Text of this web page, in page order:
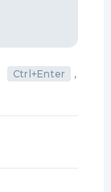
Ctrl+Enter
,